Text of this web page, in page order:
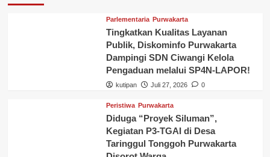
Parlementaria Purwakarta
Tingkatkan Kualitas Layanan
Publik, Diskominfo Purwakarta
Dampingi SDN Ciwangi Kelola
Pengaduan melalui SP4N-LAPOR!
kutipan Juli 27, 2026 0
Peristiwa Purwakarta
Diduga “Proyek Siluman”,
Kegiatan P3-TGAI di Desa
Taringgul Tonggoh Purwakarta